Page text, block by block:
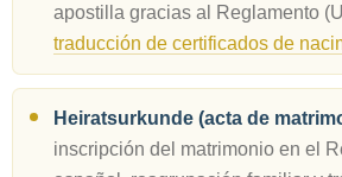
apostilla gracias al Reglamento
traducción de certificados de
Heiratsurkunde (acta de
inscripción del matrimonio en el